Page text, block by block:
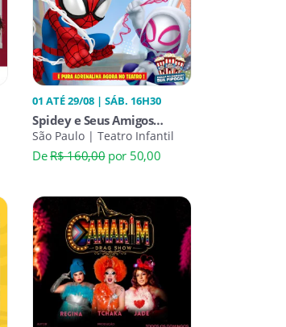
01 ATÉ 29/08 | SÁB. 16H30
Spidey e Seus Amigos
Espetaculares
São Paulo | Teatro Infantil
DeR$ 160,00por 50,00